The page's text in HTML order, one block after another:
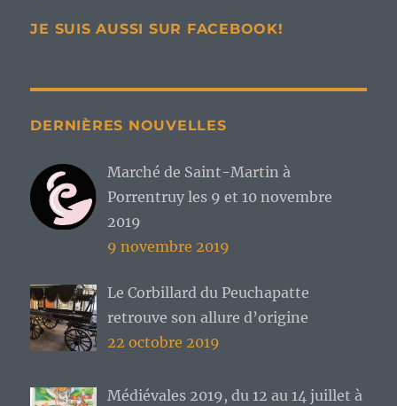
JE SUIS AUSSI SUR FACEBOOK!
DERNIÈRES NOUVELLES
Marché de Saint-Martin à
Porrentruy les 9 et 10 novembre
2019
9 novembre 2019
Le Corbillard du Peuchapatte
retrouve son allure d’origine
22 octobre 2019
Médiévales 2019, du 12 au 14 juillet à